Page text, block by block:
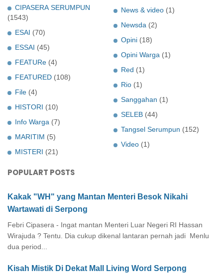
CIPASERA SERUMPUN
(1543)
ESAI (70)
ESSAI (45)
FEATURe (4)
FEATURED (108)
File (4)
HISTORI (10)
Info Warga (7)
MARITIM (5)
MISTERI (21)
News & video (1)
Newsda (2)
Opini (18)
Opini Warga (1)
Red (1)
Rio (1)
Sanggahan (1)
SELEB (44)
Tangsel Serumpun (152)
Video (1)
POPULART POSTS
Kakak "WH" yang Mantan Menteri Besok Nikahi
Wartawati di Serpong
Febri Cipasera - Ingat mantan Menteri Luar Negeri RI Hassan
Wirajuda ? Tentu. Dia cukup dikenal lantaran pernah jadi Menlu
dua period...
Kisah Mistik Di Dekat Mall Living Word Serpong